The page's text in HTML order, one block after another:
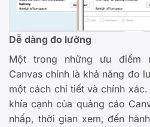
Dễ dàng đo lường
Một trong những ưu điểm
Canvas chính là khả năng đo
một cách chi tiết và chính
khía cạnh của quảng cáo
nhấp, thời gian xem, đến